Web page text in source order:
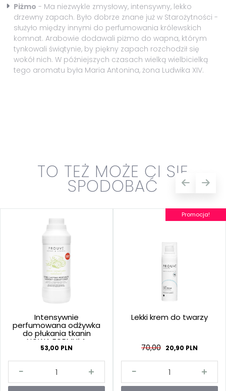
Piżmo - Ma niezwykle zmysłowy, intensywny, lekko
drzewny zapach. Było dobrze znane już w Starożytności -
służyło między innymi do perfumowania królewskich
komnat. Arabowie dodawali piżmo do wapna, którym
tynkowali świątynie, by piękny zapach rozchodził się
wokół nich. W późniejszych czasach wielką wielbicielką
tego aromatu była Maria Antonina, żona Ludwika XIV.
TO TEŻ MOŻE CI SIĘ
SPODOBAĆ
Intensywnie
perfumowana odżywka
do płukania tkanin
NOWA FORMUŁA
53,00 PLN
Promocja!
Lekki krem do twarzy
70,00 20,90 PLN